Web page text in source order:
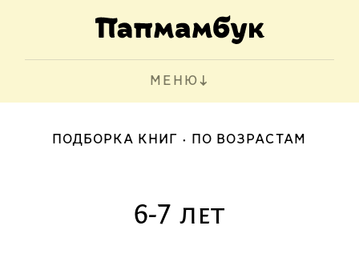
МЕНЮ
ПОДБОРКА КНИГ ПО ВОЗРАСТАМ
6-7 лет